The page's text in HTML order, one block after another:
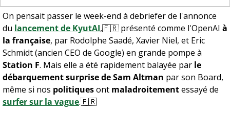
On pensait passer le week-end à debriefer de l'annonce
du lancement de KyutAI,🇫🇷 présenté comme l'OpenAI à
la française, par Rodolphe Saadé, Xavier Niel, et Eric
Station F. Mais elle a été rapidement balayée par le
débarquement surprise de Sam Altman par son Board,
même si nos politiques ont maladroitement
surfer sur la vague.🇫🇷